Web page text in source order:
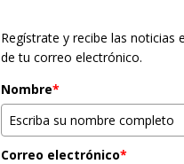
Regístrate y recibe las noticias
de tu correo electrónico.
Nombre*
Correo electrónico*